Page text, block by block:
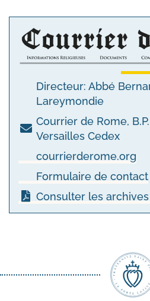
Directeur: Abbé
Lareymondie
Courrier de Rome,
Versailles Cedex
courrierderome.org
Formulaire de contact
Consulter les